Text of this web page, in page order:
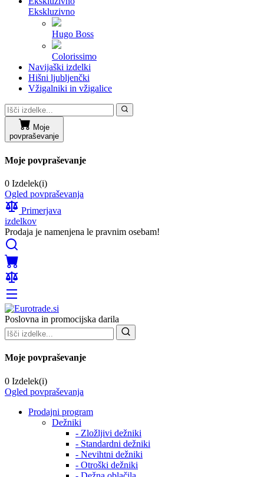
Ekskluzivno
Hugo Boss
Colorissimo
Navijaški izdelki
Hišni ljubljenčki
Vžigalniki in vžigalice
Moje
povpraševanje
Moje povpraševanje
0 Izdelek(i)
Ogled povpraševanja
Primerjava
izdelkov
Prodaja je namenjena le pravnim osebam!
Poslovna in promocijska darila
Moje povpraševanje
0 Izdelek(i)
Ogled povpraševanja
Prodajni program
Dežniki
- Zložljivi dežniki
- Standardni dežniki
- Nevihtni dežniki
- Otroški dežniki